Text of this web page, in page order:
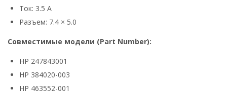
Ток: 3.5 А
Разъем: 7.4 × 5.0
Совместимые модели (Part Number):
HP 247843001
HP 384020-003
HP 463552-001